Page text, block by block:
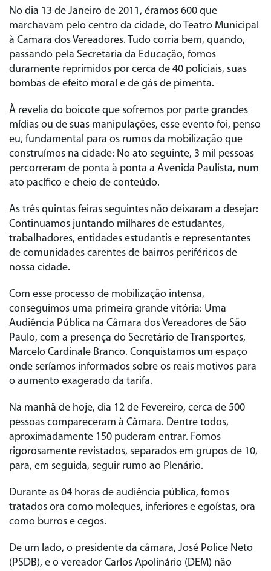
No dia 13 de Janeiro de 2011, éramos 600 que
marchavam pelo centro da cidade, do Teatro Municipal
à Camara dos Vereadores. Tudo corria bem, quando,
passando pela Secretaria da Educação, fomos
duramente reprimidos por cerca de 40 policiais, suas
bombas de efeito moral e de gás de pimenta.
À revelia do boicote que sofremos por parte grandes
mídias ou de suas manipulações, esse evento foi, penso
eu, fundamental para os rumos da mobilização que
construímos na cidade: No ato seguinte, 3 mil pessoas
percorreram de ponta à ponta a Avenida Paulista, num
ato pacífico e cheio de conteúdo.
As três quintas feiras seguintes não deixaram a desejar:
Continuamos juntando milhares de estudantes,
trabalhadores, entidades estudantis e representantes
de comunidades carentes de bairros periféricos de
nossa cidade.
Com esse processo de mobilização intensa,
conseguimos uma primeira grande vitória: Uma
Audiência Pública na Câmara dos Vereadores de São
Paulo, com a presença do Secretário de Transportes,
Marcelo Cardinale Branco. Conquistamos um espaço
onde seríamos informados sobre os reais motivos para
o aumento exagerado da tarifa.
Na manhã de hoje, dia 12 de Fevereiro, cerca de 500
pessoas compareceram à Câmara. Dentre todos,
aproximadamente 150 puderam entrar. Fomos
rigorosamente revistados, separados em grupos de 10,
para, em seguida, seguir rumo ao Plenário.
Durante as 04 horas de audiência pública, fomos
tratados ora como moleques, inferiores e egoístas, ora
como burros e cegos.
De um lado, o presidente da câmara, José Police Neto
(PSDB), e o vereador Carlos Apolinário (DEM) não